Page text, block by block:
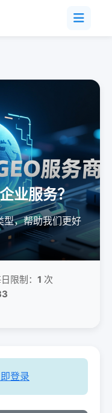
业服务？
型，帮助我们更好
限制： 1 次
登录